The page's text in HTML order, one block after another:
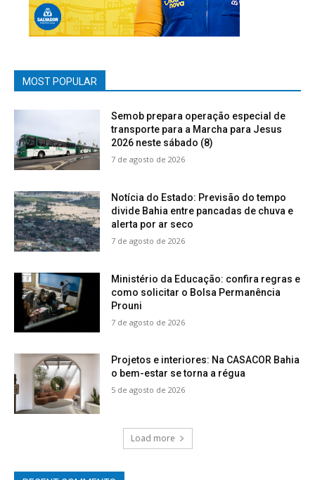
MOST POPULAR
Semob prepara operação especial de
transporte para a Marcha para Jesus
2026 neste sábado (8)
7 de agosto de 2026
Notícia do Estado: Previsão do tempo
divide Bahia entre pancadas de chuva e
alerta por ar seco
7 de agosto de 2026
Ministério da Educação: confira regras e
como solicitar o Bolsa Permanência
Prouni
7 de agosto de 2026
Projetos e interiores: Na CASACOR Bahia
o bem-estar se torna a régua
5 de agosto de 2026
Load more